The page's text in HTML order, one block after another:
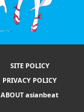
SITE POLICY
PRIVACY POLICY
ABOUT asianbeat